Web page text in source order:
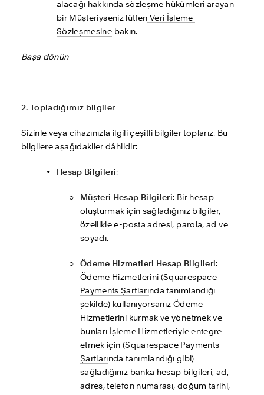
alacağı hakkında sözleşme hükümleri arayan
bir Müşteriyseniz lütfen Veri İşleme
Sözleşmesine bakın.
Başa dönün
2. Topladığımız bilgiler
Sizinle veya cihazınızla ilgili çeşitli bilgiler toplarız. Bu
bilgilere aşağıdakiler dâhildir:
Hesap Bilgileri:
Müşteri Hesap Bilgileri: Bir hesap
oluşturmak için sağladığınız bilgiler,
özellikle e-posta adresi, parola, ad ve
soyadı.
Ödeme Hizmetleri Hesap Bilgileri:
Ödeme Hizmetlerini (Squarespace
Payments Şartlarında tanımlandığı
şekilde) kullanıyorsanız Ödeme
Hizmetlerini kurmak ve yönetmek ve
bunları İşleme Hizmetleriyle entegre
etmek için (Squarespace Payments
Şartlarında tanımlandığı gibi)
sağladığınız banka hesap bilgileri, ad,
adres, telefon numarası, doğum tarihi,